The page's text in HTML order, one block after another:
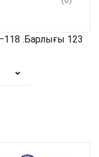
.Барлығы 123